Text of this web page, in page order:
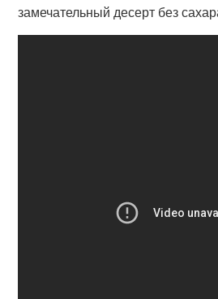
замечательный десерт без